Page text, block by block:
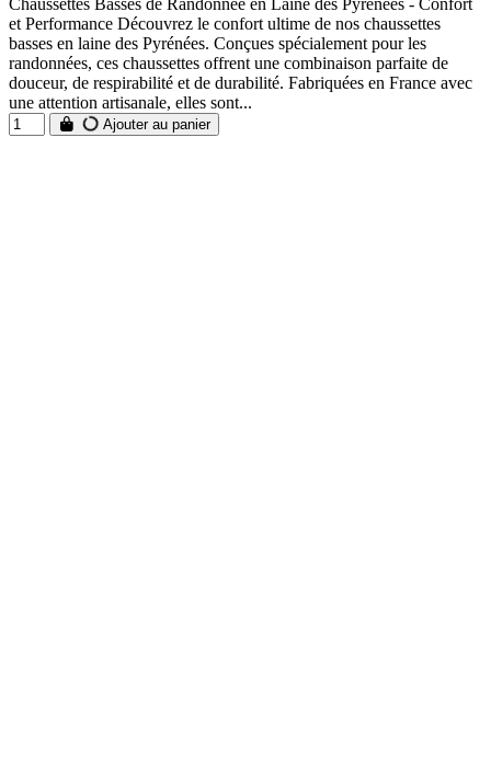
et Performance Découvrez le confort ultime de nos chaussettes
basses en laine des Pyrénées. Conçues spécialement pour les
randonnées, ces chaussettes offrent une combinaison parfaite de
douceur, de respirabilité et de durabilité. Fabriquées en France avec
une attention artisanale, elles sont...
Ajouter au panier